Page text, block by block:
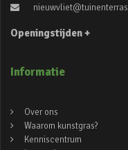
Openingstijden +
Informatie
Over ons
Waarom kunstgras?
Kenniscentrum